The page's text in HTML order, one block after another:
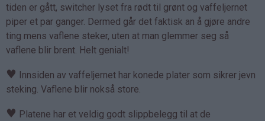
tiden er gått, switcher lyset fra rødt til grønt og vaffeljernet
piper et par ganger. Dermed går det faktisk an å gjøre andre
ting mens vaflene steker, uten at man glemmer seg så
vaflene blir brent. Helt genialt!
♥ Innsiden av vaffeljernet har konede plater som sikrer jevn
steking. Vaflene blir nokså store.
♥ Platene har et veldig godt slippbelegg til at de